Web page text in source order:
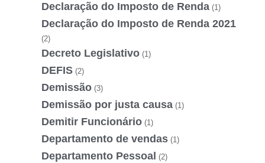
Declaração do Imposto de Renda (1)
Declaração do Imposto de Renda 2021
(2)
Decreto Legislativo (1)
DEFIS (2)
Demissão (3)
Demissão por justa causa (1)
Demitir Funcionário (1)
Departamento de vendas (1)
Departamento Pessoal (2)